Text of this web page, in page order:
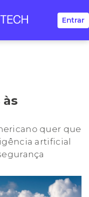
Entrar
às
quer que
artificial